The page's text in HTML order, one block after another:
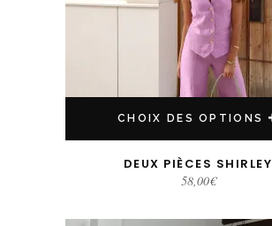
CHOIX DES OPTIONS
DEUX PIÈCES SHIRLEY
58,00€